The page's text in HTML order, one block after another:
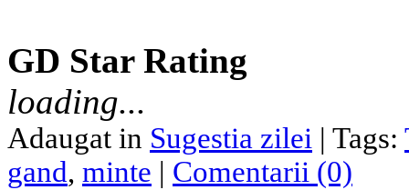
GD Star Rating
loading...
Adaugat in Sugestia zilei | Tags:
gand, minte | Comentarii (0)